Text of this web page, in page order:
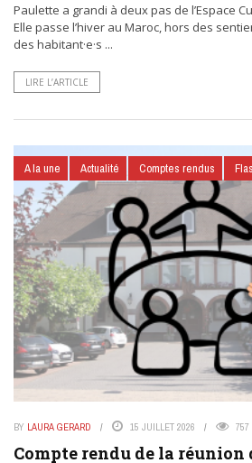
Paulette a grandi à deux pas de l’Espace
Elle passe l’hiver au Maroc, hors des
des habitant·e·s ...
LIRE L’ARTICLE
A la une Actualité Comptes rendus
BY LAURA GERARD 15 JUILLET 2026 757
Compte rendu de la réunion